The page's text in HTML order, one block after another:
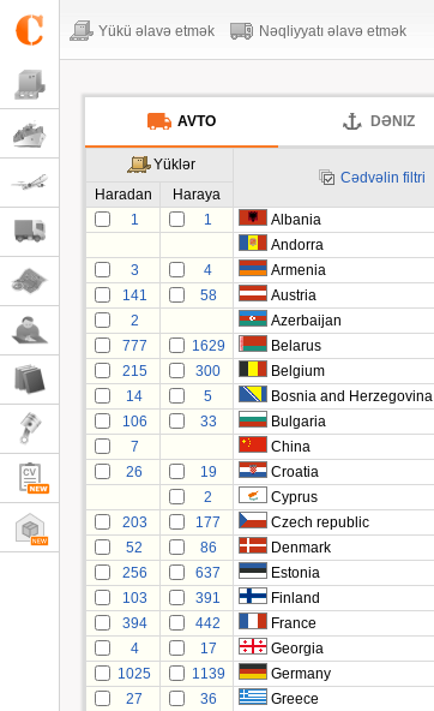
Yükü əlavə etmək Nəqliyyatı əlavə etmək
AVTO DƏNIZ
Yüklər
Cədvəlin filtri
Haradan
Haraya
1
1 Albania
Andorra
3
4 Armenia
141
58 Austria
2
Azerbaijan
777
1629 Belarus
215
300 Belgium
14
5 Bosnia and Herzegovina
106
33 Bulgaria
7
China
26
19 Croatia
2
Cyprus
203
177 Czech republic
52
86 Denmark
256
637 Estonia
103
391 Finland
394
442 France
4
17 Georgia
1025
1139 Germany
27
36 Greece